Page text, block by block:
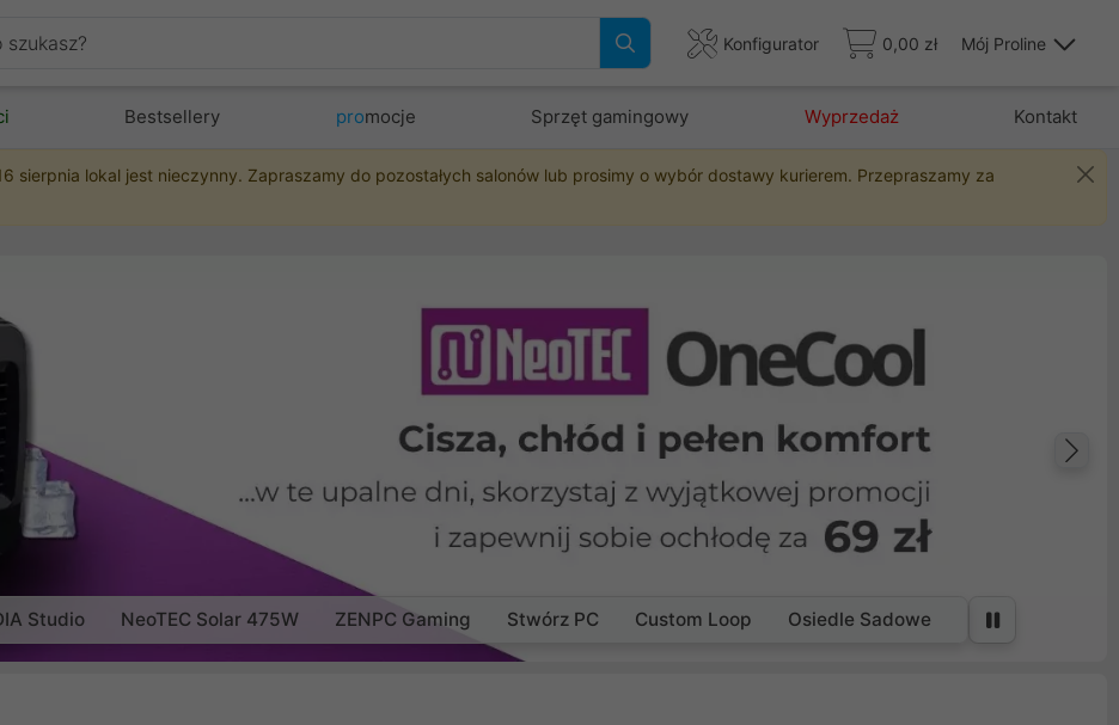
Konfigurator 0,00 zł Mój Proline
Bestsellery promocje Sprzęt gamingowy Wyprzedaż Kontakt
sierpnia lokal jest nieczynny. Zapraszamy do pozostałych salonów lub prosimy o wybór dostawy kurierem. Przepraszamy za
Studio NeoTEC Solar 475W ZENPC Gaming Stwórz PC Custom Loop Osiedle Sadowe